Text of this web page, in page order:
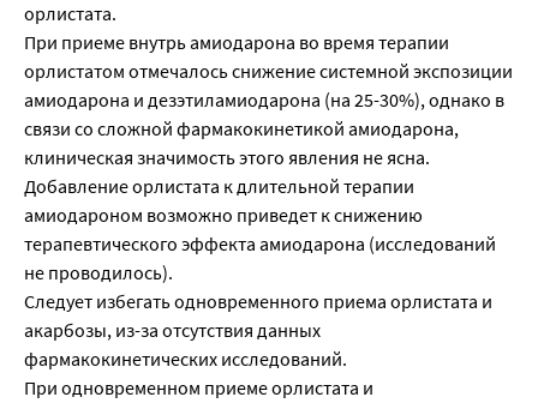
орлистата.
При приеме внутрь амиодарона во время терапии
орлистатом отмечалось снижение системной экспозиции
амиодарона и дезэтиламиодарона (на 25-30%), однако в
связи со сложной фармакокинетикой амиодарона,
клиническая значимость этого явления не ясна.
Добавление орлистата к длительной терапии
амиодароном возможно приведет к снижению
терапевтического эффекта амиодарона (исследований
не проводилось).
Следует избегать одновременного приема орлистата и
акарбозы, из-за отсутствия данных
фармакокинетических исследований.
При одновременном приеме орлистата и